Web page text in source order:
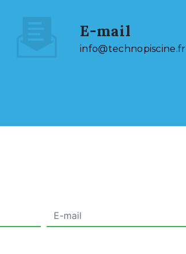
E-mail
info@technopiscine.fr